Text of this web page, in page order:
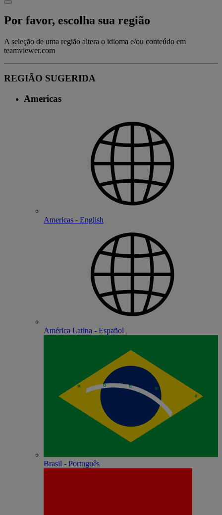
Por favor, escolha sua região
A seleção de uma região altera o idioma e/ou conteúdo em
teamviewer.com
REGIÃO SUGERIDA
Americas
Americas - English
América Latina - Español
Brasil - Português